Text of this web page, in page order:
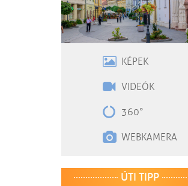
KÉPEK
VIDEÓK
360°
WEBKAMERA
ÚTI TIPP